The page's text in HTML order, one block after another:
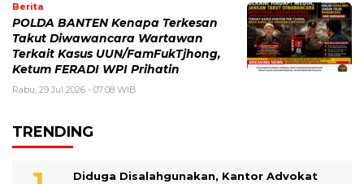
Berita
POLDA BANTEN Kenapa Terkesan
Takut Diwawancara Wartawan
Terkait Kasus UUN/FamFukTjhong,
Ketum FERADI WPI Prihatin
Rabu, 29 Jul 2026 - 07:08 WIB
TRENDING
Diduga Disalahgunakan, Kantor Advokat